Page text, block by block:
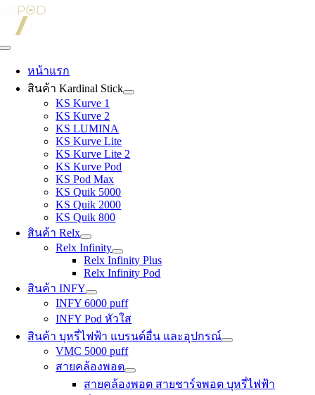
Skip
content
Toggle
Navigation
หน้าแรก
สินค้า Kardinal Stick
KS Kurve 1
KS Kurve 2
KS LUMINA
KS Kurve Lite
KS Kurve Lite 2
KS Kurve Pod
KS Pod Max
KS Quik 5000
KS Quik 2000
KS Quik 800
สินค้า Relx
Relx Infinity
Relx Infinity Plus
Relx Infinity Pod
สินค้า INFY
INFY 6000 puff
INFY Pod หัวใส
สินค้า บุหรี่ไฟฟ้า แบรนด์อื่น และอุปกรณ์
VMC 5000 puff
สายคล้องพอต
สายคล้องพอต สายชาร์จพอต บุหรี่ไฟฟ้า